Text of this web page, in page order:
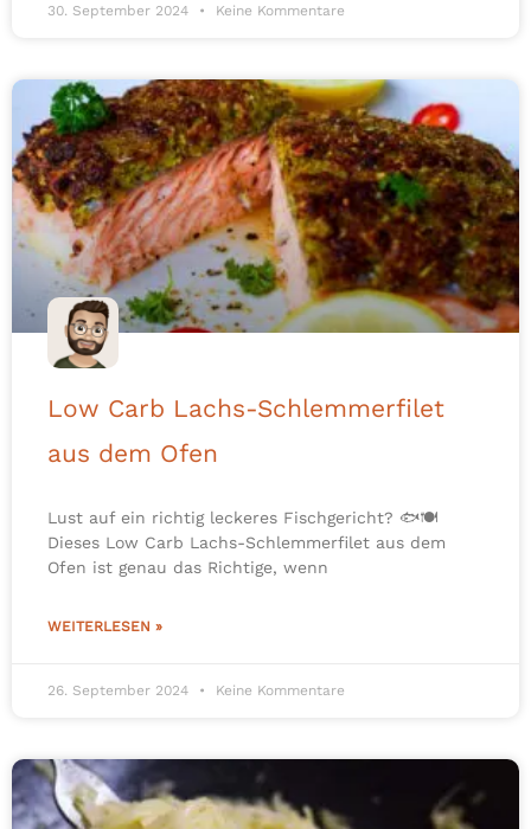
30. September 2024 Keine Kommentare
Low Carb Lachs-Schlemmerfilet
aus dem Ofen
Lust auf ein richtig leckeres Fischgericht? 🐟🍽️
Dieses Low Carb Lachs-Schlemmerfilet aus dem
Ofen ist genau das Richtige, wenn
WEITERLESEN »
26. September 2024 Keine Kommentare